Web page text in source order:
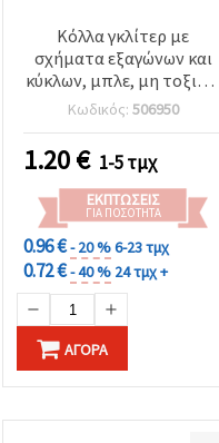
Κόλλα γκλίτερ με
σχήματα εξαγώνων και
κύκλων, μπλε, μη τοξική,
για DIY διακόσμηση και
χειροτεχνίες, 50 ml
Κωδικός: 506950
1.20€ 1-5 τμχ
ΕΚΠΤΏΣΕΙΣ
ΓΙΑ ΠΟΣΌΤΗΤΑ
0.96 €- 20 %6-23 τμχ
0.72 €- 40 % 24 τμχ +
ΑΓΟΡΆ